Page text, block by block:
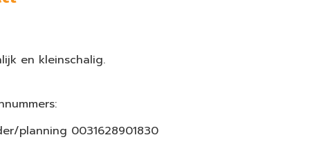
en kleinschalig.
planning 0031628901830